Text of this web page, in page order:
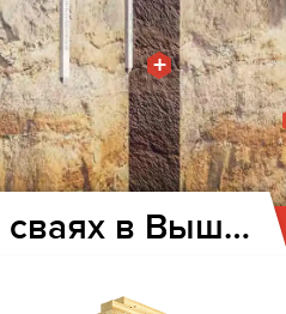
+
Фундамент для дома и бани на забивных ж/б сваях в Вышкове